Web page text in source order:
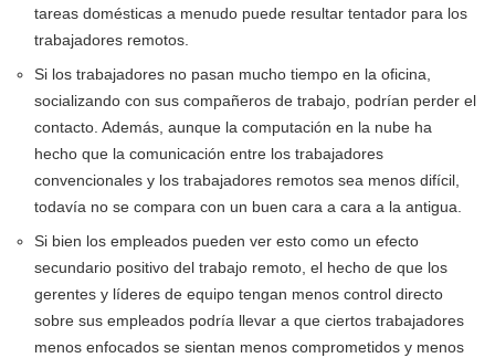
tareas domésticas a menudo puede resultar tentador para los
trabajadores remotos.
Si los trabajadores no pasan mucho tiempo en la oficina,
socializando con sus compañeros de trabajo, podrían perder el
contacto. Además, aunque la computación en la nube ha
hecho que la comunicación entre los trabajadores
convencionales y los trabajadores remotos sea menos difícil,
todavía no se compara con un buen cara a cara a la antigua.
Si bien los empleados pueden ver esto como un efecto
secundario positivo del trabajo remoto, el hecho de que los
gerentes y líderes de equipo tengan menos control directo
sobre sus empleados podría llevar a que ciertos trabajadores
menos enfocados se sientan menos comprometidos y menos